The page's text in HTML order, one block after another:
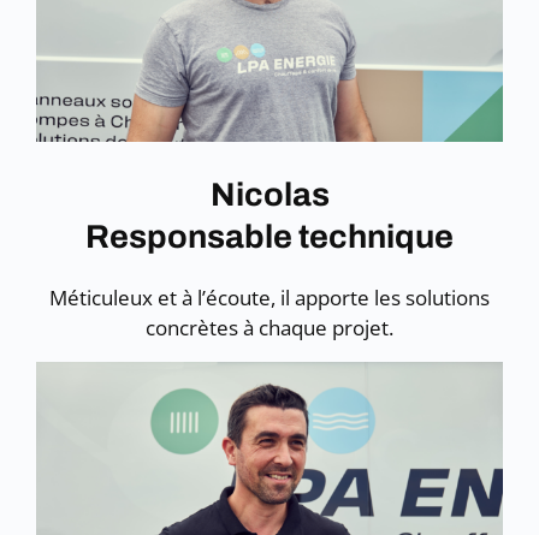
Nicolas
Responsable technique
Méticuleux et à l’écoute, il apporte les solutions
concrètes à chaque projet.